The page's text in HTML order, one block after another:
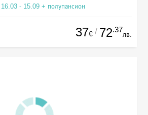
16.03 - 15.09 + полупансион
37€ / 72.37
лв.